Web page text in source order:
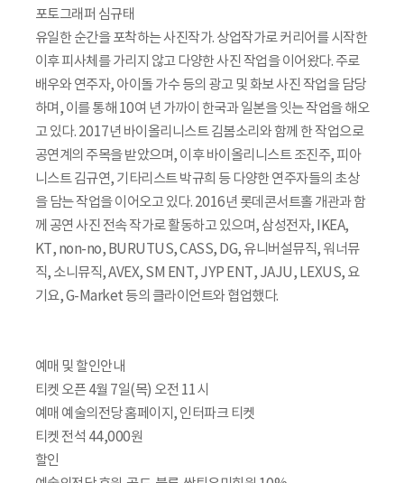
포토그래퍼 심규태
유일한 순간을 포착하는 사진작가. 상업작가로 커리어를 시작한
이후 피사체를 가리지 않고 다양한 사진 작업을 이어왔다. 주로
배우와 연주자, 아이돌 가수 등의 광고 및 화보 사진 작업을 담당
하며, 이를 통해 10여 년 가까이 한국과 일본을 잇는 작업을 해오
고 있다. 2017년 바이올리니스트 김봄소리와 함께 한 작업으로
공연계의 주목을 받았으며, 이후 바이올리니스트 조진주, 피아
니스트 김규연, 기타리스트 박규희 등 다양한 연주자들의 초상
을 담는 작업을 이어오고 있다. 2016년 롯데콘서트홀 개관과 함
께 공연 사진 전속 작가로 활동하고 있으며, 삼성전자, IKEA,
KT, non-no, BURUTUS, CASS, DG, 유니버설뮤직, 워너뮤
직, 소니뮤직, AVEX, SM ENT, JYP ENT, JAJU, LEXUS, 요
기요, G-Market 등의 클라이언트와 협업했다.
예매 및 할인안내
티켓 오픈 4월 7일(목) 오전 11시
예매 예술의전당 홈페이지, 인터파크 티켓
티켓 전석 44,000원
할인